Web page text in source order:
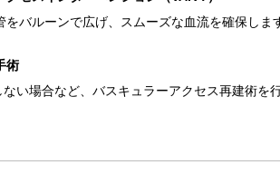
をバルーンで広げ、スムーズな血流を確保しま
術
い場合など、バスキュラーアクセス再建術を行